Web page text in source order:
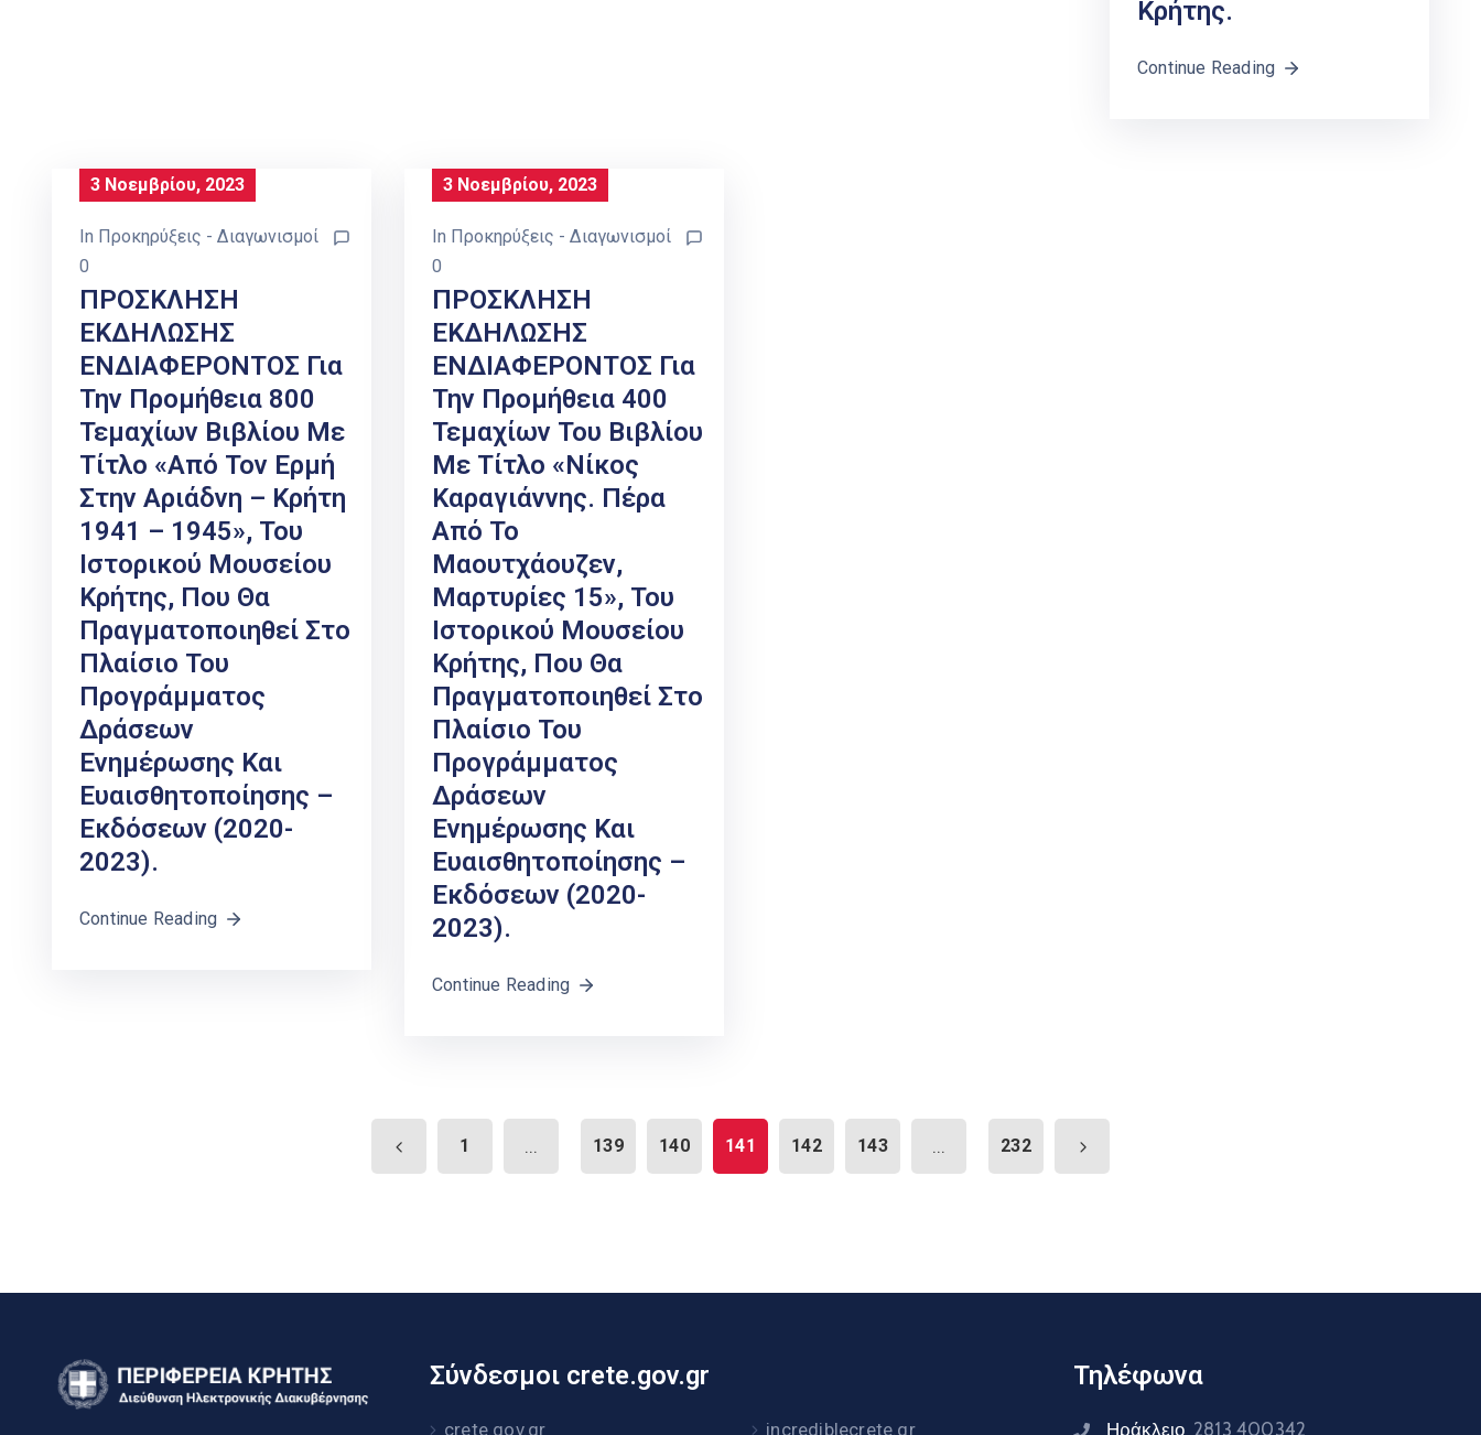
Κρήτης.
Continue Reading
3 Νοεμβρίου, 2023
In Προκηρύξεις - Διαγωνισμοί
0
ΠΡΟΣΚΛΗΣΗ
ΕΚΔΗΛΩΣΗΣ
ΕΝΔΙΑΦΕΡΟΝΤΟΣ Για
Την Προμήθεια 800
Τεμαχίων Βιβλίου Με
Τίτλο «Από Τον Ερμή
Στην Αριάδνη – Κρήτη
1941 – 1945», Του
Ιστορικού Μουσείου
Κρήτης, Που Θα
Πραγματοποιηθεί Στο
Πλαίσιο Του
Προγράμματος
Δράσεων
Ενημέρωσης Και
Ευαισθητοποίησης –
Εκδόσεων (2020-
2023).
Continue Reading
3 Νοεμβρίου, 2023
In Προκηρύξεις - Διαγωνισμοί
0
ΠΡΟΣΚΛΗΣΗ
ΕΚΔΗΛΩΣΗΣ
ΕΝΔΙΑΦΕΡΟΝΤΟΣ Για
Την Προμήθεια 400
Τεμαχίων Του Βιβλίου
Με Τίτλο «Νίκος
Καραγιάννης. Πέρα
Από Το
Μαουτχάουζεν,
Μαρτυρίες 15», Του
Ιστορικού Μουσείου
Κρήτης, Που Θα
Πραγματοποιηθεί Στο
Πλαίσιο Του
Προγράμματος
Δράσεων
Ενημέρωσης Και
Ευαισθητοποίησης –
Εκδόσεων (2020-
2023).
Continue Reading
1 ... 139 140 141 142 143 ... 232
Σύνδεσμοι crete.gov.gr
crete.gov.gr incrediblecrete.gr
Τηλέφωνα
Ηράκλειο 2813 400342